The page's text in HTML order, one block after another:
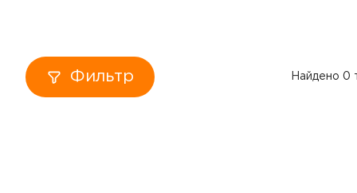
Тумбы
Фильтр Найдено 0